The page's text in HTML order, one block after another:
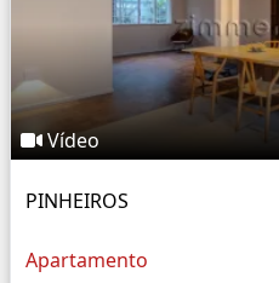
Vídeo
PINHEIROS
Apartamento